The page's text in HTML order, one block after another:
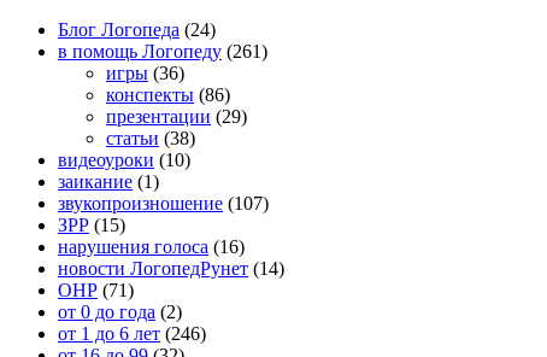
Блог Логопеда (24)
в помощь Логопеду (261)
игры (36)
конспекты (86)
презентации (29)
статьи (38)
видеоуроки (10)
заикание (1)
звукопроизношение (107)
ЗРР (15)
нарушения голоса (16)
новости ЛогопедРунет (14)
ОНР (71)
от 0 до года (2)
от 1 до 6 лет (246)